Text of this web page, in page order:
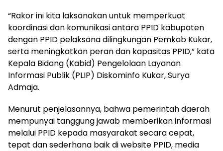
“Rakor ini kita laksanakan untuk memperkuat
koordinasi dan komunikasi antara PPID kabupaten
dengan PPID pelaksana dilingkungan Pemkab Kukar,
serta meningkatkan peran dan kapasitas PPID,” kata
Kepala Bidang (Kabid) Pengelolaan Layanan
Informasi Publik (PLIP) Diskominfo Kukar, Surya
Admaja.
Menurut penjelasannya, bahwa pemerintah daerah
mempunyai tanggung jawab memberikan informasi
melalui PPID kepada masyarakat secara cepat,
tepat dan sederhana baik di website PPID, media